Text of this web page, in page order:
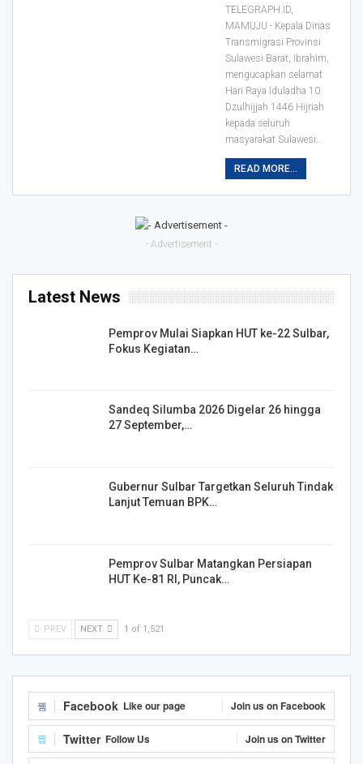
TELEGRAPH.ID,
MAMUJU - Kepala Dinas
Transmigrasi Provinsi
Sulawesi Barat, Ibrahim,
mengucapkan selamat
Hari Raya Iduladha 10
Dzulhijjah 1446 Hijriah
kepada seluruh
masyarakat Sulawesi…
READ MORE...
- Advertisement -
Latest News
Pemprov Mulai Siapkan HUT ke-22 Sulbar,
Fokus Kegiatan…
Sandeq Silumba 2026 Digelar 26 hingga
27 September,…
Gubernur Sulbar Targetkan Seluruh Tindak
Lanjut Temuan BPK…
Pemprov Sulbar Matangkan Persiapan
HUT Ke-81 RI, Puncak…
PREV NEXT 1 of 1,521
Facebook Like our page Join us on Facebook
Twitter Follow Us Join us on Twitter